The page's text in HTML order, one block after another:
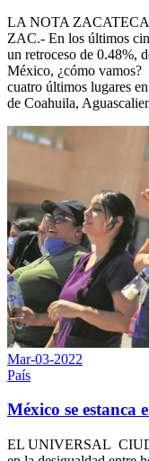
LA NOTA
ZAC.- En los últimos
un retroceso de 0.48%,
México, ¿cómo vamos?
cuatro últimos lugares
de Coahuila,
Mar-03-2022
País
México se estanca
EL UNIVERSAL